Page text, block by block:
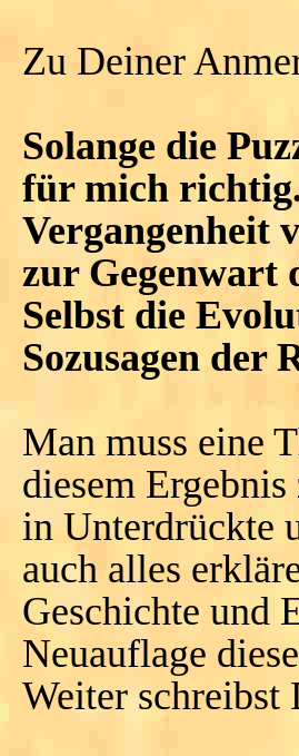
Zu Deiner
Solange die
für mich
Vergangenheit
zur Gegenwart
Selbst die
Sozusagen der
Man muss eine
diesem
in Unterdrückte
auch alles
Geschichte und
Neuauflage
Weiter schreibst